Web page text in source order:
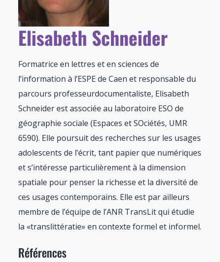
Elisabeth Schneider
Formatrice en lettres et en sciences de
l’information à l’ESPE de Caen et responsable du
parcours professeurdocumentaliste, Elisabeth
Schneider est associée au laboratoire ESO de
géographie sociale (Espaces et SOciétés, UMR
6590). Elle poursuit des recherches sur les usages
adolescents de l’écrit, tant papier que numériques
et s’intéresse particulièrement à la dimension
spatiale pour penser la richesse et la diversité de
ces usages contemporains. Elle est par ailleurs
membre de l’équipe de l’ANR TransLit qui étudie
la «translittératie» en contexte formel et informel.
Références